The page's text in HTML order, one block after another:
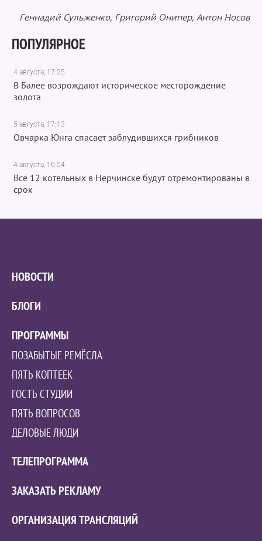
Геннадий Сульженко, Григорий Онипер, Антон Носов
ПОПУЛЯРНОЕ
4 августа, 17:25
В Балее возрождают историческое месторождение
золота
5 августа, 17:13
Овчарка Юнга спасает заблудившихся грибников
4 августа, 16:54
Все 12 котельных в Нерчинске будут отремонтированы в
срок
НОВОСТИ
БЛОГИ
ПРОГРАММЫ
ПОЗАБЫТЫЕ РЕМЁСЛА
ПЯТЬ КОПТЕЕК
ГОСТЬ СТУДИИ
ПЯТЬ ВОПРОСОВ
ДЕЛОВЫЕ ЛЮДИ
ТЕЛЕПРОГРАММА
ЗАКАЗАТЬ РЕКЛАМУ
ОРГАНИЗАЦИЯ ТРАНСЛЯЦИЙ